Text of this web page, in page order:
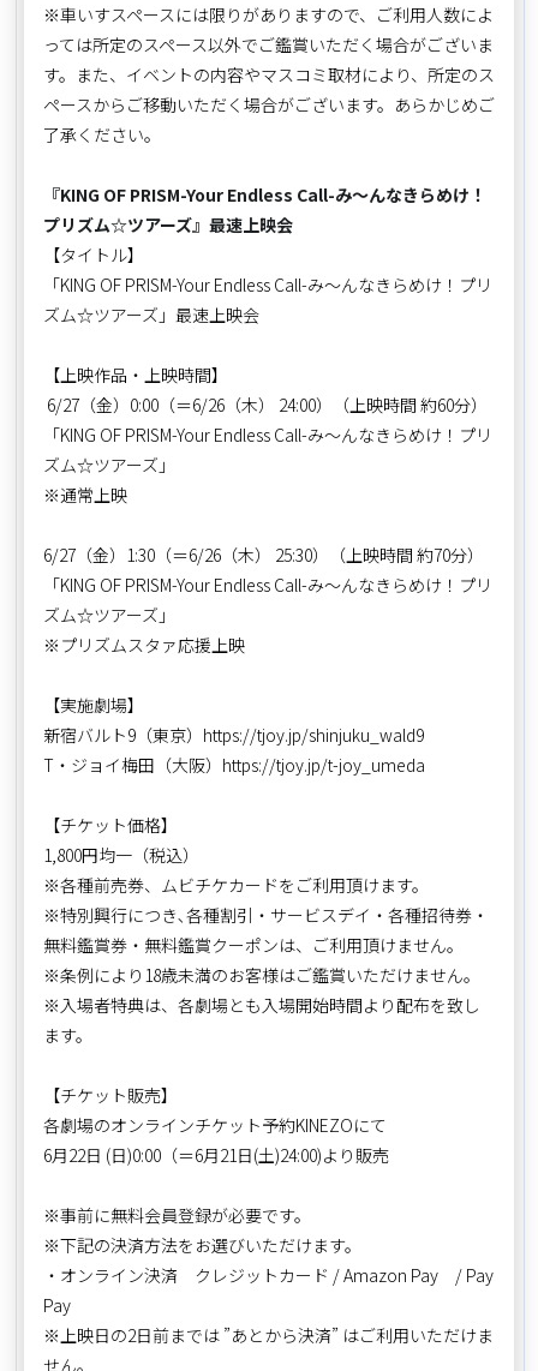
※車いすスペースには限りがありますので、ご利用人数によ
っては所定のスペース以外でご鑑賞いただく場合がございま
す。また、イベントの内容やマスコミ取材により、所定のス
ペースからご移動いただく場合がございます。あらかじめご
了承ください。
『KING OF PRISM-Your Endless Call-み～んなきらめけ！
プリズム☆ツアーズ』最速上映会
【タイトル】
「KING OF PRISM-Your Endless Call-み～んなきらめけ！プリ
ズム☆ツアーズ」最速上映会
【上映作品・上映時間】
6/27（金）0:00（＝6/26（木） 24:00）（上映時間 約60分）
「KING OF PRISM-Your Endless Call-み～んなきらめけ！プリ
ズム☆ツアーズ」
※通常上映
6/27（金）1:30（＝6/26（木） 25:30）（上映時間 約70分）
「KING OF PRISM-Your Endless Call-み～んなきらめけ！プリ
ズム☆ツアーズ」
※プリズムスタァ応援上映
【実施劇場】
新宿バルト9（東京）https://tjoy.jp/shinjuku_wald9
T・ジョイ梅田（大阪）https://tjoy.jp/t-joy_umeda
【チケット価格】
1,800円均一（税込）
※各種前売券、ムビチケカードをご利用頂けます。
※特別興行につき､各種割引・サービスデイ・各種招待券・
無料鑑賞券・無料鑑賞クーポンは、ご利用頂けません。
※条例により18歳未満のお客様はご鑑賞いただけません。
※入場者特典は、各劇場とも入場開始時間より配布を致し
ます。
【チケット販売】
各劇場のオンラインチケット予約KINEZOにて
6月22日 (日)0:00（＝6月21日(土)24:00)より販売
※事前に無料会員登録が必要です。
※下記の決済方法をお選びいただけます。
・オンライン決済 クレジットカード / Amazon Pay / Pay
Pay
※上映日の2日前までは ”あとから決済” はご利用いただけま
せん。